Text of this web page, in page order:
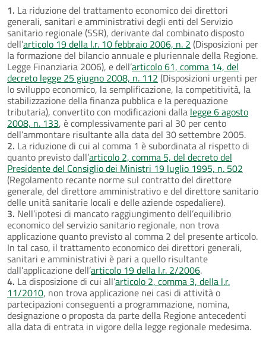
1. La riduzione del trattamento economico dei direttori
generali, sanitari e amministrativi degli enti del Servizio
sanitario regionale (SSR), derivante dal combinato disposto
dell’articolo 19 della l.r. 10 febbraio 2006, n. 2 (Disposizioni per
la formazione del bilancio annuale e pluriennale della Regione.
Legge Finanziaria 2006), e dell’articolo 61, comma 14, del
decreto legge 25 giugno 2008, n. 112 (Disposizioni urgenti per
lo sviluppo economico, la semplificazione, la competitività, la
stabilizzazione della finanza pubblica e la perequazione
tributaria), convertito con modificazioni dalla legge 6 agosto
2008, n. 133, è complessivamente pari al 30 per cento
dell’ammontare risultante alla data del 30 settembre 2005.
2. La riduzione di cui al comma 1 è subordinata al rispetto di
quanto previsto dall’articolo 2, comma 5, del decreto del
Presidente del Consiglio dei Ministri 19 luglio 1995, n. 502
(Regolamento recante norme sul contratto del direttore
generale, del direttore amministrativo e del direttore sanitario
delle unità sanitarie locali e delle aziende ospedaliere).
3. Nell’ipotesi di mancato raggiungimento dell’equilibrio
economico del servizio sanitario regionale, non trova
applicazione quanto previsto al comma 2 del presente articolo.
In tal caso, il trattamento economico dei direttori generali,
sanitari e amministrativi è pari a quello risultante
dall’applicazione dell’articolo 19 della l.r. 2/2006.
4. La disposizione di cui all’articolo 2, comma 3, della l.r.
11/2010, non trova applicazione nei casi di attività o
partecipazioni conseguenti a programmazione, nomina,
designazione o proposta da parte della Regione antecedenti
alla data di entrata in vigore della legge regionale medesima.